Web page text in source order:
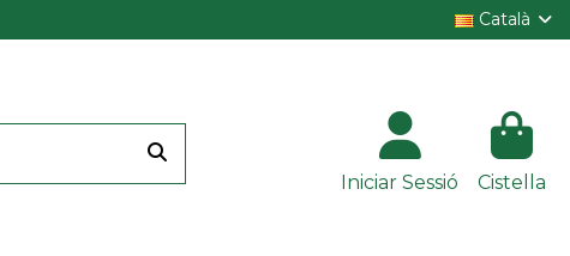
Català
Iniciar Sessió Cistella